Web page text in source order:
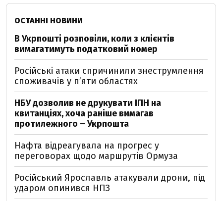
ОСТАННІ НОВИНИ
В Укрпошті розповіли, коли з клієнтів
вимагатимуть податковий номер
Російські атаки спричинили знеструмлення
споживачів у п’яти областях
НБУ дозволив не друкувати ІПН на
квитанціях, хоча раніше вимагав
протилежного – Укрпошта
Нафта відреагувала на прогрес у
переговорах щодо маршрутів Ормуза
Російський Ярославль атакували дрони, під
ударом опинився НПЗ